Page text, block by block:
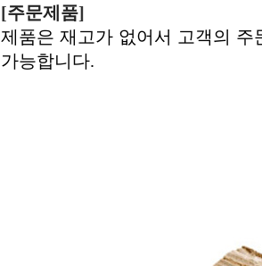
[주문제품]
제품은 재고가 없어서 고객의
가능합니다.